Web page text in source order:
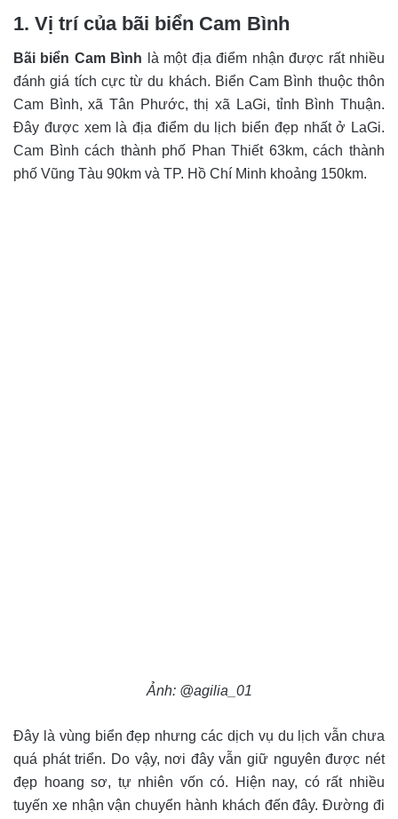
1. Vị trí của bãi biển Cam Bình
Bãi biển Cam Bình là một địa điểm nhận được rất nhiều
đánh giá tích cực từ du khách. Biển Cam Bình thuộc thôn
Cam Bình, xã Tân Phước, thị xã LaGi, tỉnh Bình Thuận.
Đây được xem là địa điểm du lịch biển đẹp nhất ở LaGi.
Cam Bình cách thành phố Phan Thiết 63km, cách thành
phố Vũng Tàu 90km và TP. Hồ Chí Minh khoảng 150km.
Ảnh: @agilia_01
Đây là vùng biển đẹp nhưng các dịch vụ du lịch vẫn chưa
quá phát triển. Do vậy, nơi đây vẫn giữ nguyên được nét
đẹp hoang sơ, tự nhiên vốn có. Hiện nay, có rất nhiều
tuyến xe nhận vận chuyển hành khách đến đây. Đường đi